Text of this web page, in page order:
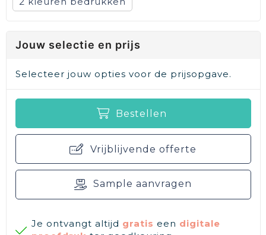
Jouw selectie en prijs
Selecteer jouw opties voor de prijsopgave.
Bestellen
Vrijblijvende offerte
Sample aanvragen
Je ontvangt altijd gratis een digitale